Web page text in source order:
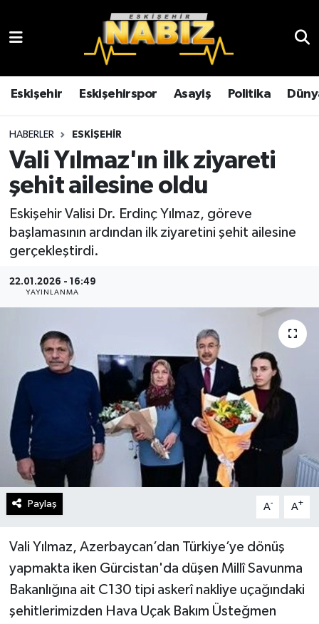
Eskişehir Eskişehirspor Asayiş Politika
HABERLER ESKIŞEHIR
Vali Yılmaz'ın ilk ziyareti
şehit ailesine oldu
Eskişehir Valisi Dr. Erdinç Yılmaz, göreve
başlamasının ardından ilk ziyaretini şehit ailesine
gerçekleştirdi.
22.01.2026 - 16:49
YAYINLANMA
Paylaş A- A+
Vali Yılmaz, Azerbaycan’dan Türkiye’ye dönüş
yapmakta iken Gürcistan'da düşen Millî Savunma
Bakanlığına ait C130 tipi askerî nakliye uçağındaki
şehitlerimizden Hava Uçak Bakım Üsteğmen
Çevre
Eğitim
Eskişehir
Genel
Gündem
Kültür Sanat
Magazin
Politika
Sağlık
Teknoloji
Yaşam
Eskişehir Hava Durumu
Eskişehir Trafik Yoğunluk Haritası
TFF 3.Lig 4.Grup Puan Durumu ve Fikstür
Tüm Manşetler
Haber Arşivi